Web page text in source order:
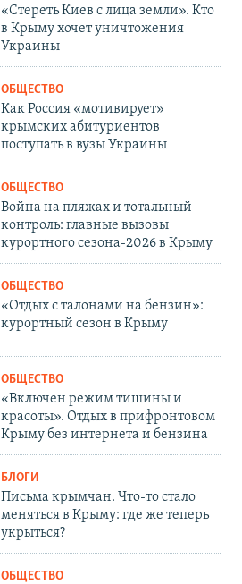
«Стереть Киев с лица земли». Кто
в Крыму хочет уничтожения
Украины
ОБЩЕСТВО
Как Россия «мотивирует»
крымских абитуриентов
поступать в вузы Украины
ОБЩЕСТВО
Война на пляжах и тотальный
контроль: главные вызовы
курортного сезона-2026 в Крыму
ОБЩЕСТВО
«Отдых с талонами на бензин»:
курортный сезон в Крыму
ОБЩЕСТВО
«Включен режим тишины и
красоты». Отдых в прифронтовом
Крыму без интернета и бензина
БЛОГИ
Письма крымчан. Что-то стало
меняться в Крыму: где же теперь
укрыться?
ОБЩЕСТВО